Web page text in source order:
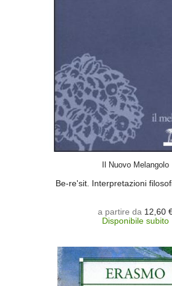
Il Nuovo Melangolo
Be-re'sit. Interpretazioni
a partire da 12,60
Disponibile subito